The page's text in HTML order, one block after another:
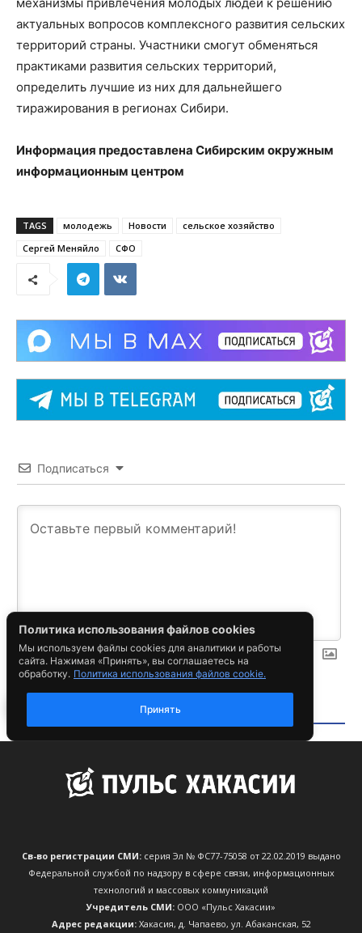
Св-во регистрации СМИ:серия Эл № ФС77-75058 от 22.02.2019 выдано
Федеральной службой по надзору в сфере связи, информационных
технологий и массовых коммуникаций
Учредитель СМИ: ООО «Пульс Хакасии»
Адрес редакции:Хакасия, д. Чапаево, ул. Абаканская, 52